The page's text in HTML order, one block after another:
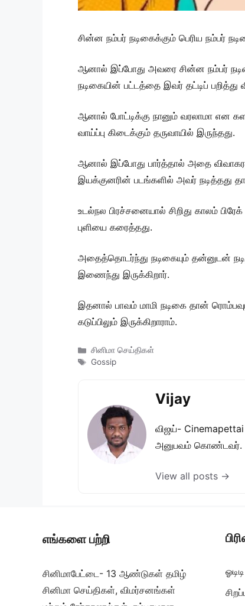
சின்ன நம்பர் நடிகைக்கும் பெரிய நம்பர்
ஆனால் இப்போது அவரை சின்ன நம்பர்
நடிகையின் பட்டத்தை இவர் தட்டிப்
ஆனால் போட்டிக்கு நானும் வரலாமா என
வாய்ப்பு கிடைக்கும் தருவாயில் இருந்தது.
ஆனால் இப்போது பார்த்தால் அதை
இயக்குனரின் படங்களில் அவர் நடித்தது
உடல்நல பிரச்சனையால் சிறிது காலம்
புளியை கரைத்தது.
அதைத்தொடர்ந்து நடிகையும் தன்னுடன்
இணைந்து இருக்கிறார்.
இதனால் பாவம் மாமி நடிகை தான்
கடுப்பிலும் இருக்கிறாராம்.
Categories
சினிமா செய்திகள்
Tags
Gossip
Vijay
விஜய்- Cinemapettai
அனுபவம் கொண்டவர்.
View all posts →
எங்களை பற்றி
சினிமாபேட்டை- 13 ஆண்டுகள் தமிழ்
சினிமா செய்திகள், விமர்சனங்கள்
ஓடிடி